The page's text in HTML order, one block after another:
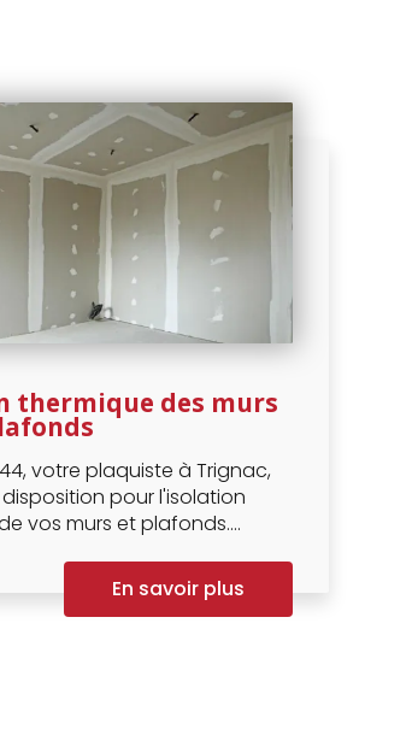
thermique des murs
44, votre plaquiste à Trignac,
pour l'isolation
vos murs et plafonds....
En savoir plus